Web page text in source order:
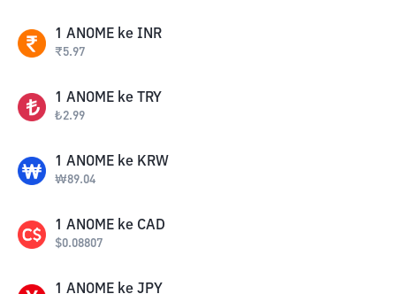
1 ANOME ke INR
₹5.97
1 ANOME ke TRY
₺2.99
1 ANOME ke KRW
₩89.04
1 ANOME ke CAD
$0.08807
1 ANOME ke JPY